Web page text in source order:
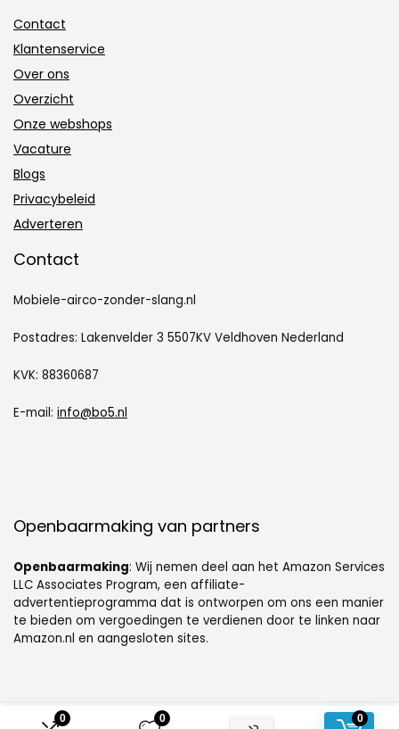
0 0 0
Contact
Klantenservice
Over ons
Overzicht
Onze webshops
Vacature
Blogs
Privacybeleid
Adverteren
Contact
Mobiele-airco-zonder-slang.nl
Postadres: Lakenvelder 3 5507KV Veldhoven Nederland
KVK: 88360687
E-mail: info@bo5.nl
Openbaarmaking van partners
Openbaarmaking: Wij nemen deel aan het Amazon Services
LLC Associates Program, een affiliate-
advertentieprogramma dat is ontworpen om ons een manier
te bieden om vergoedingen te verdienen door te linken naar
Amazon.nl en aangesloten sites.